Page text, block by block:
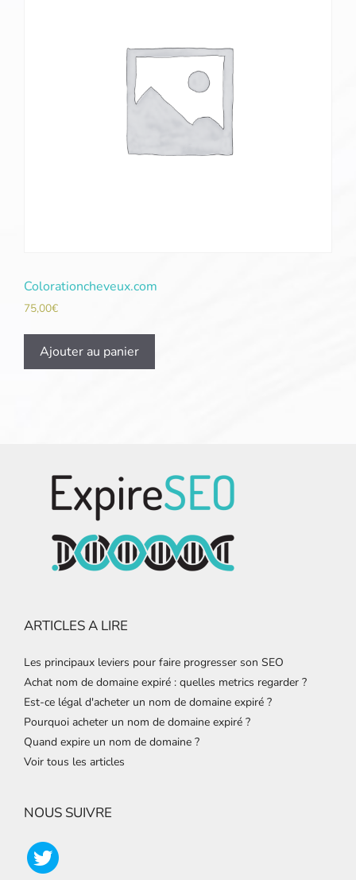
Colorationcheveux.com
75,00€
Ajouter au panier
ARTICLES A LIRE
Les principaux leviers pour faire progresser son SEO
Achat nom de domaine expiré : quelles metrics regarder ?
Est-ce légal d'acheter un nom de domaine expiré ?
Pourquoi acheter un nom de domaine expiré ?
Quand expire un nom de domaine ?
Voir tous les articles
NOUS SUIVRE